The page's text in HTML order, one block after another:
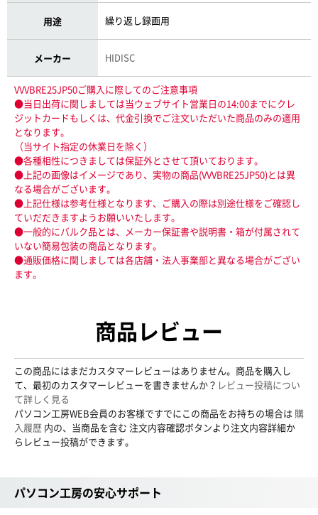
用途 繰り返し録画用
メーカー HIDISC
VVVBRE25JP50ご購入に際してのご注意事項
●当日出荷に関しましては当ウェブサイト営業日の14:00までにクレ
ジットカードもしくは、代金引換でご注文いただいた商品のみの適用
となります。
（当サイト指定の休業日を除く）
●各種相性につきましては保証外とさせて頂いております。
●上記の画像はイメージであり、実物の商品(VVVBRE25JP50)とは異
なる場合がございます。
●上記仕様は参考仕様となります、ご購入の際は別途仕様をご確認し
ていだだきますようお願いいたします。
●一般的にバルク品とは、メーカー保証書や説明書・箱が付属されて
いない簡易包装の商品となります。
●通販価格に関しましては各店舗・法人事業部と異なる場合がござい
ます。
商品レビュー
この商品にはまだカスタマーレビューはありません。商品を購入し
て、最初のカスタマーレビューを書きませんか？ レビュー投稿につい
て詳しく見る
パソコン工房WEB会員のお客様ですでにこの商品をお持ちの場合は 購
入履歴 内の、当商品を含む 注文内容確認ボタンより注文内容詳細か
らレビュー投稿ができます。
パソコン工房の安心サポート